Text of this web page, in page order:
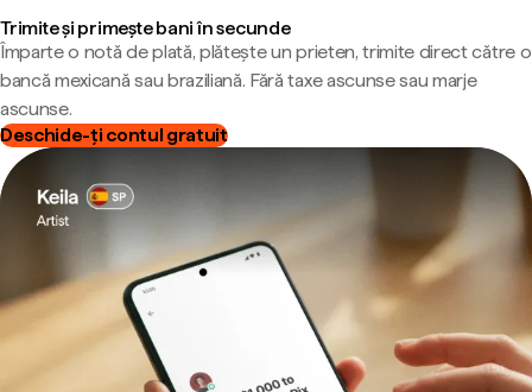
Trimite și primește bani în secunde
Împarte o notă de plată, plătește un prieten, trimite direct către o
bancă mexicană sau braziliană. Fără taxe ascunse sau marje
ascunse.
Deschide-ți contul gratuit